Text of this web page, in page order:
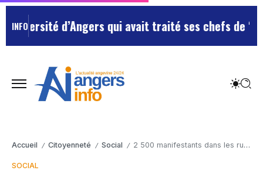
INFO d’Angers qui avait traité ses chefs de “chiens”
Accueil / Citoyenneté / Social / 2 500 manifestants dans les rues du Maine-et-Loire ce jeudi et une personne interpellée à Angers pour port d’arme.
SOCIAL